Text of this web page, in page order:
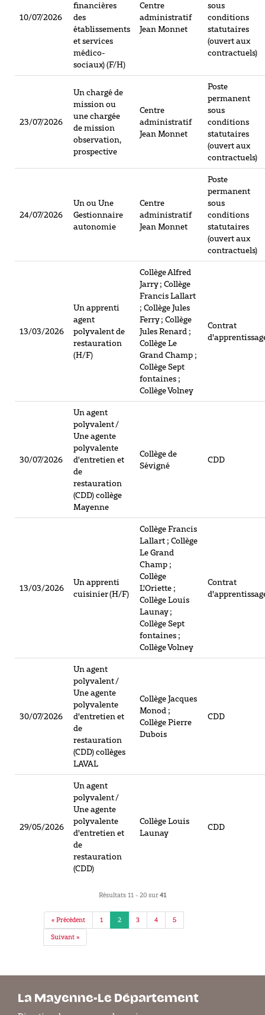
10/07/2026
financières
des
établissements
et services
médico-
sociaux) (F/H)
Centre
administratif
Jean Monnet
sous
conditions
statutaires
(ouvert aux
contractuels)
23/07/2026
Un chargé de
mission ou
une chargée
de mission
observation,
prospective
Centre
administratif
Jean Monnet
Poste
permanent
sous
conditions
statutaires
(ouvert aux
contractuels)
24/07/2026
Un ou Une
Gestionnaire
autonomie
Centre
administratif
Jean Monnet
Poste
permanent
sous
conditions
statutaires
(ouvert aux
contractuels)
13/03/2026
Un apprenti
agent
polyvalent de
restauration
(H/F)
Collège Alfred
Jarry ; Collège
Francis Lallart
; Collège Jules
Ferry ; Collège
Jules Renard ;
Collège Le
Grand Champ ;
Collège Sept
fontaines ;
Collège Volney
Contrat
30/07/2026
Un agent
polyvalent /
Une agente
polyvalente
d'entretien et
de
restauration
(CDD) collège
Mayenne
Collège de
Sévigné
CDD
13/03/2026
Un apprenti
cuisinier (H/F)
Collège Francis
Lallart ; Collège
Le Grand
Champ ;
Collège
L'Oriette ;
Collège Louis
Launay ;
Collège Sept
fontaines ;
Collège Volney
Contrat
30/07/2026
Un agent
polyvalent /
Une agente
polyvalente
d'entretien et
de
restauration
(CDD) collèges
LAVAL
Collège Jacques
Monod ;
Collège Pierre
Dubois
CDD
29/05/2026
Un agent
polyvalent /
Une agente
polyvalente
d'entretien et
de
restauration
(CDD)
Collège Louis
Launay
CDD
Résultats 11 - 20 sur41
« Précédent 1 2 3 4 5
Suivant »
La Mayenne-Le Département